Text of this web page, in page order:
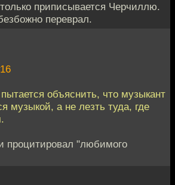
приписывается Черчиллю.
переврал.
объяснить, что музыкант
музыкой, а не лезть туда, где
процитировал "любимого